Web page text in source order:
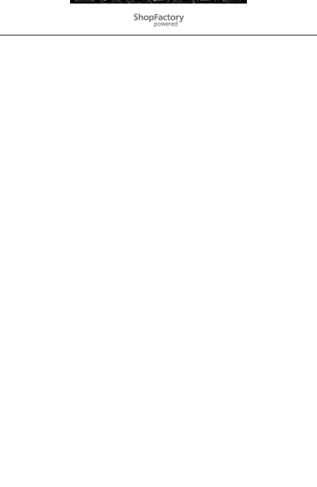
To create online store
ShopFactory eCommerce